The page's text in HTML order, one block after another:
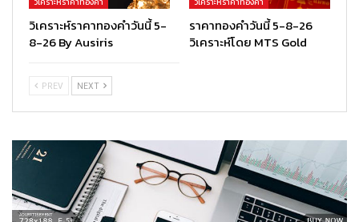
วิเคราะห์ราคาทองคำวันนี้ 5-
8-26 By Ausiris
ราคาทองคำวันนี้ 5-8-26
วิเคราะห์โดย MTS Gold
PREV NEXT